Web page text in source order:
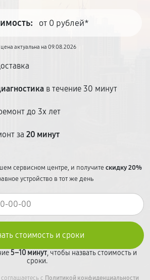
от 0 рублей*
актуальна на 09.08.2026
в течение 30 минут
до 3х лет
за 20 минут
сервисном центре, и получитескидку 20%
устройство в тот же день
5–10 минут, чтобы назвать стоимость и
сроки.
с Политикой конфиденциальности